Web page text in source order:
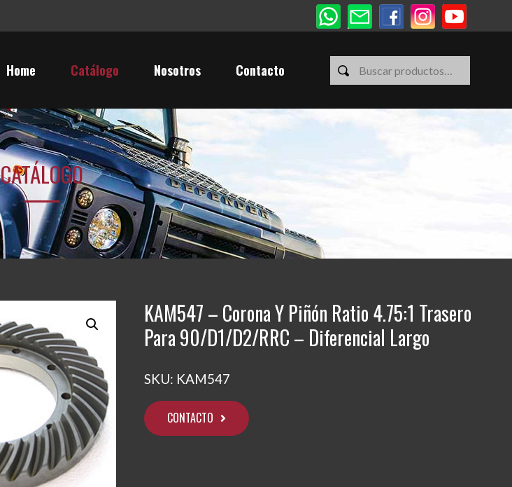
Home Catálogo Nosotros Contacto
CATÁLOGO
KAM547 – Corona Y Piñón Ratio 4.75:1 Trasero
Para 90/D1/D2/RRC – Diferencial Largo
SKU: KAM547
CONTACTO